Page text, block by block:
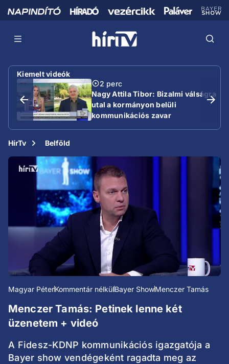
Kiemelt videók
2 perc
Nagy Attila Tibor: Bizalmi válságra
utal a kormányon belüli
kommunikációs zavar
HírTv Belföld
Magyar PéterKommentár nélkülBayer ShowMenczer Tamás
Menczer Tamás: Petinek lenne két
üzenetem + videó
A Fidesz-KDNP kommunikációs igazgatója a
Bayer show vendégeként ragadta meg az